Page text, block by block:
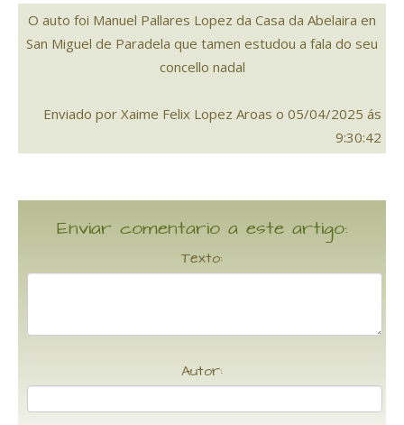
O auto foi Manuel Pallares Lopez da Casa da Abelaira en
San Miguel de Paradela que tamen estudou a fala do seu
concello nadal
Enviado por Xaime Felix Lopez Aroas o 05/04/2025 ás
9:30:42
Enviar comentario a este artigo:
Texto:
Autor: